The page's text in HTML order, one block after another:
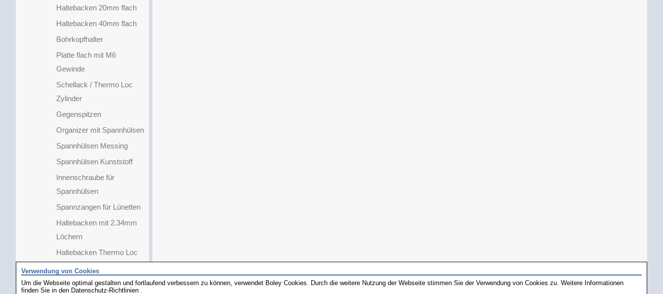
Haltebacken 20mm flach
Haltebacken 40mm flach
Bohrkopfhalter
Platte flach mit M6
Gewinde
Schellack / Thermo Loc
Zylinder
Gegenspitzen
Organizer mit Spannhülsen
Spannhülsen Messing
Spannhülsen Kunststoff
Innenschraube für
Spannhülsen
Spannzangen für Lünetten
Haltebacken mit 2.34mm
Löchern
Haltebacken Thermo Loc
Halteplatte Schellack
GRS Standard Block
Verwendung von Cookies
Um die Webseite optimal gestalten und fortlaufend verbessern zu können, verwendet Boley Cookies. Durch die weitere Nutzung der Webseite stimmen Sie der Verwendung von Cookies zu. Weitere Informationen
finden Sie in den Datenschutz-Richtlinien